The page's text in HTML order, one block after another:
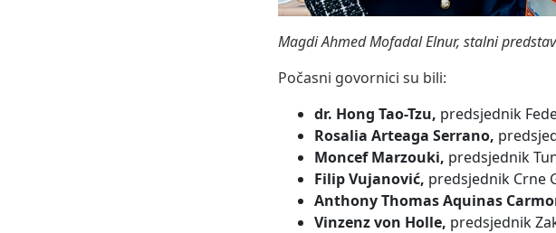
Magdi Ahmed Mofadal Elnur, stalni
Počasni govornici su bili:
dr. Hong Tao-Tzu, predsjednik
Rosalia Arteaga Serrano,
Moncef Marzouki, predsjednik
Filip Vujanović, predsjednik Crne
Anthony Thomas Aquinas
Vinzenz von Holle, predsjednik